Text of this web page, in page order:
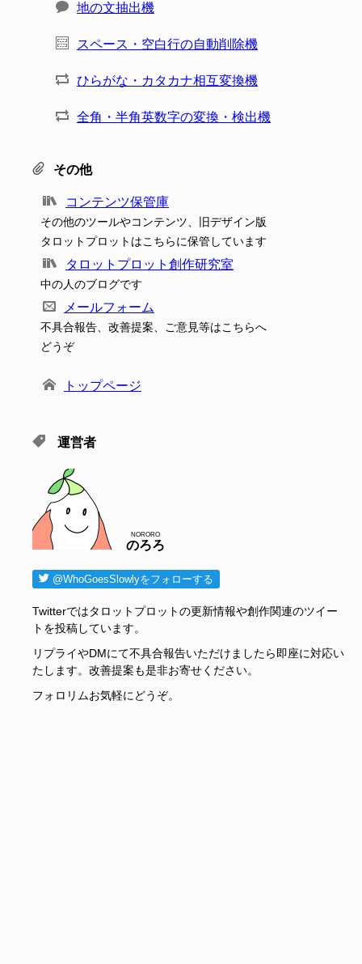
地の文抽出機
スペース・空白行の自動削除機
ひらがな・カタカナ相互変換機
全角・半角英数字の変換・検出機
その他
コンテンツ保管庫
その他のツールやコンテンツ、旧デザイン版
タロットプロットはこちらに保管しています
タロットプロット創作研究室
中の人のブログです
メールフォーム
不具合報告、改善提案、ご意見等はこちらへ
どうぞ
トップページ
運営者
のろろ
NORORO
@WhoGoesSlowlyをフォローする
Twitterではタロットプロットの更新情報や創作関連のツイー
トを投稿しています。
リプライやDMにて不具合報告いただけましたら即座に対応い
たします。改善提案も是非お寄せください。
フォロリムお気軽にどうぞ。